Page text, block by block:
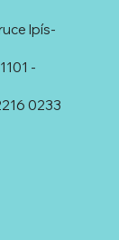
Ipís-
-
0233